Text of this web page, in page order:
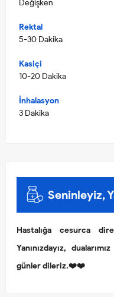
Değişken
Rektal
5-30 Dakika
Kasiçi
10-20 Dakika
İnhalasyon
3 Dakika
Seninleyiz,
Hastalığa cesurca
Yanınızdayız,
günler dileriz.❤️❤️